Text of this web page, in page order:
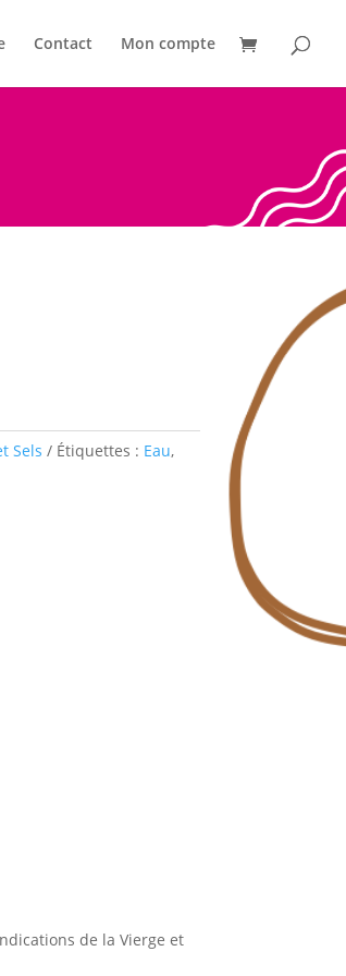
Contact Mon compte
Sels Étiquettes : Eau,
de la Vierge et